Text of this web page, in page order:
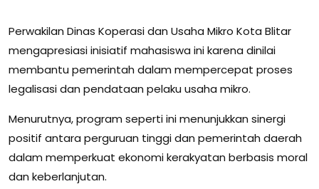
Perwakilan Dinas Koperasi dan Usaha Mikro Kota Blitar
mengapresiasi inisiatif mahasiswa ini karena dinilai
membantu pemerintah dalam mempercepat proses
legalisasi dan pendataan pelaku usaha mikro.
Menurutnya, program seperti ini menunjukkan sinergi
positif antara perguruan tinggi dan pemerintah daerah
dalam memperkuat ekonomi kerakyatan berbasis moral
dan keberlanjutan.